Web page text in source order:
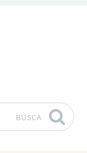
BUSCA